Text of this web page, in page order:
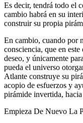
Es decir, tendrá todo el
cambio habrá en su
construir su propia
En cambio, cuando por
consciencia, que en
deseo, y únicamente
pueda el universo
Atlante construye su
acopio de esfuerzos y
pirámide invertida,
Empieza De Nuevo La